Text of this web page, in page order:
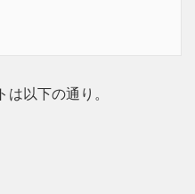
以下の通り。